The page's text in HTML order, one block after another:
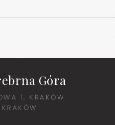
Góra
1, KRAKÓW